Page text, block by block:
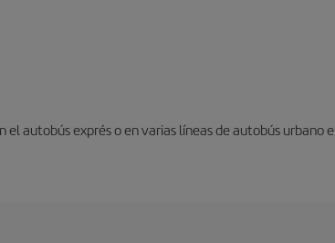
autobús exprés o en varias líneas de autobús urbano e